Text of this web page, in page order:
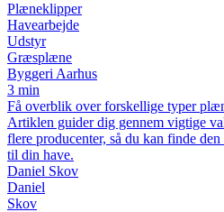
Plæneklipper
Havearbejde
Udstyr
Græsplæne
Byggeri Aarhus
3 min
Få overblik over forskellige typer
Artiklen guider dig gennem vigtige
flere producenter, så du kan finde
til din have.
Daniel Skov
Daniel
Skov